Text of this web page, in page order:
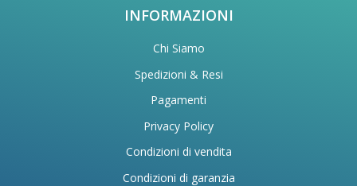
INFORMAZIONI
Chi Siamo
Spedizioni & Resi
Pagamenti
Privacy Policy
Condizioni di vendita
Condizioni di garanzia